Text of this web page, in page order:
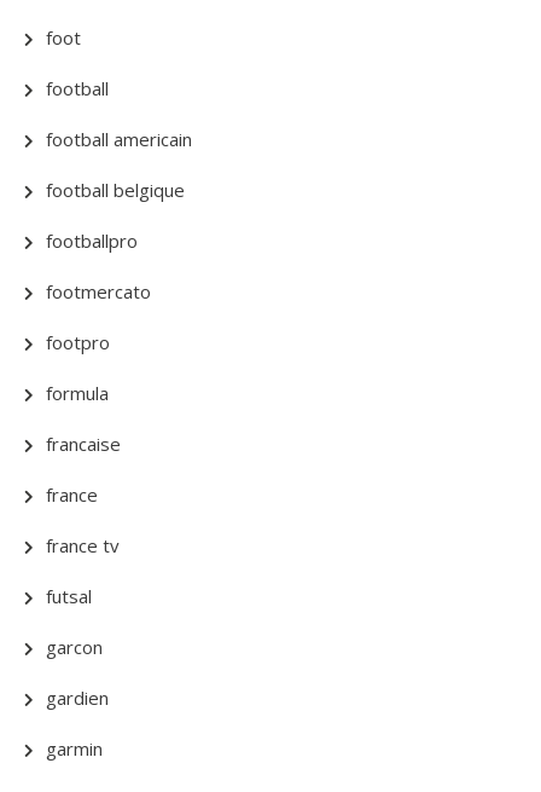
foot
football
football americain
football belgique
footballpro
footmercato
footpro
formula
francaise
france
france tv
futsal
garcon
gardien
garmin